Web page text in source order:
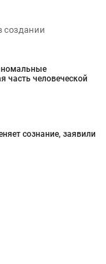
создании
часть человеческой
сознание, заявили